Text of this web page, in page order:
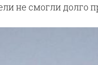
не смогли долго